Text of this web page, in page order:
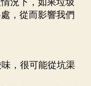
，從而影響我們
，很可能從坑渠